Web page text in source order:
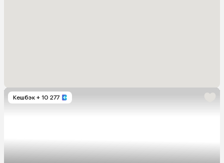
Кешбэк + 10 277